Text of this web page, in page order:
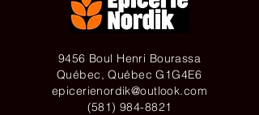
9456 Boul Henri Bourassa
Québec, Québec G1G4E6
epicerienordik@outlook.com
(581) 984-8821